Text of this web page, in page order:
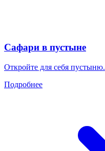
Сафари в пустыне
Откройте для себя пустыню.
Подробнее